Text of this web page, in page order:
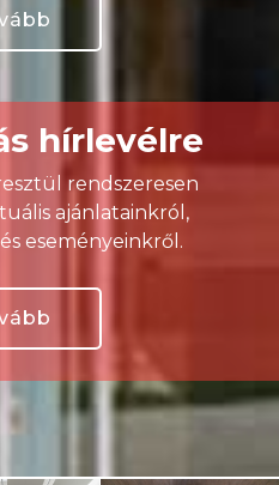
hírlevélre
rendszeresen
ajánlatainkról,
eseményeinkről.